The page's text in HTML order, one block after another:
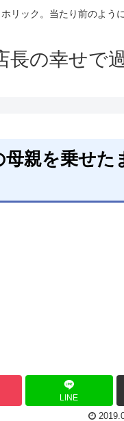
リック。当たり前のよう
長の幸せで
親を乗せた
LINE